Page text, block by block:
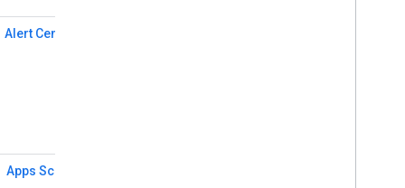
Alert Center API
Apps Script API